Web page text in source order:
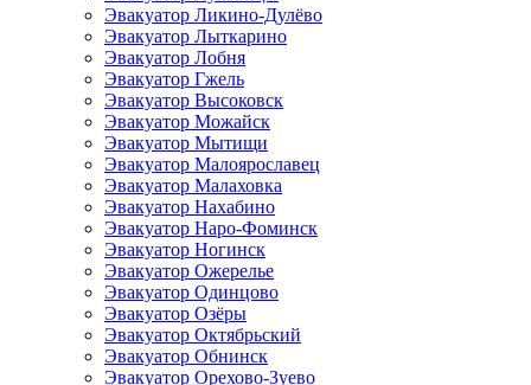
Эвакуатор Ликино-Дулёво
Эвакуатор Лыткарино
Эвакуатор Лобня
Эвакуатор Гжель
Эвакуатор Высоковск
Эвакуатор Можайск
Эвакуатор Мытищи
Эвакуатор Малоярославец
Эвакуатор Малаховка
Эвакуатор Нахабино
Эвакуатор Наро-Фоминск
Эвакуатор Ногинск
Эвакуатор Ожерелье
Эвакуатор Одинцово
Эвакуатор Озёры
Эвакуатор Октябрьский
Эвакуатор Обнинск
Эвакуатор Орехово-Зуево